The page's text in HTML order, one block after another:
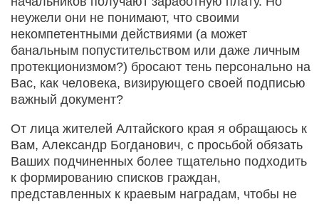
неужели они не понимают, что своими
некомпетентными действиями (а может
банальным попустительством или даже личным
протекционизмом?) бросают тень персонально на
Вас, как человека, визирующего своей подписью
важный документ?
От лица жителей Алтайского края я обращаюсь к
Вам, Александр Богданович, с просьбой обязать
Ваших подчиненных более тщательно подходить
к формированию списков граждан,
представленных к краевым наградам, чтобы не